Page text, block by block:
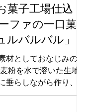
菓子工場仕込
ファの一口菓子
ルバルバル」
材としておなじみのク
粉を水で溶いた生地を
垂らしながら作り、で
わ柔らかく、滑らかな
この生地にナッツやク